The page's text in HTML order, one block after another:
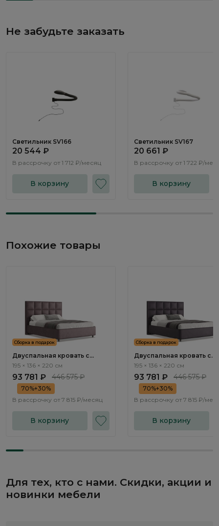
Не забудьте заказать
Светильник SV166
20 544 ₽
В рассрочку от 1 712 ₽/месяц
В корзину
Светильник SV167
20 661 ₽
В рассрочку от 1 722 ₽/
В корзину
Похожие товары
Сборка в подарок
Двуспальная кровать с
подъемным механизмом
195 × 136 × 220 см
93 781 ₽ 446 575 ₽
70%+30%
В рассрочку от 7 815 ₽/месяц
В корзину
Сборка в подарок
Двуспальная кровать с
подъемным механизмом
195 × 136 × 220 см
93 781 ₽ 446 575 ₽
70%+30%
В рассрочку от 7 815 ₽/
В корзину
Для тех, кто с нами. Скидки, акции и
новинки мебели